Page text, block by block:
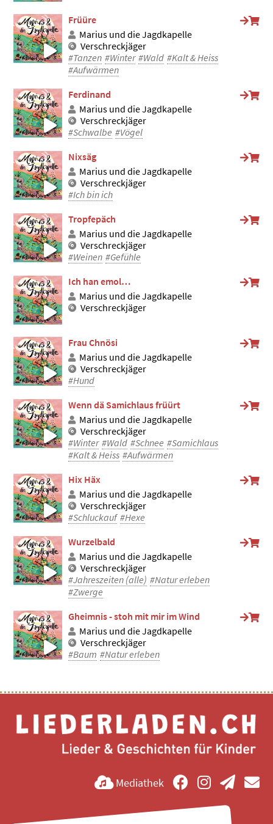
Früüre
Marius und die Jagdkapelle
Verschreckjäger
#Tanzen #Winter #Wald #Kalt & Heiss
#Aufwärmen
Ferdinand
Marius und die Jagdkapelle
Verschreckjäger
#Schwalbe #Vögel
Nixsäg
Marius und die Jagdkapelle
Verschreckjäger
#Ich bin ich
Tropfepäch
Marius und die Jagdkapelle
Verschreckjäger
#Weinen #Gefühle
Ich han emol…
Marius und die Jagdkapelle
Verschreckjäger
Frau Chnösi
Marius und die Jagdkapelle
Verschreckjäger
#Hund
Wenn dä Samichlaus früürt
Marius und die Jagdkapelle
Verschreckjäger
#Winter #Wald #Schnee #Samichlaus
#Kalt & Heiss #Aufwärmen
Hix Häx
Marius und die Jagdkapelle
Verschreckjäger
#Schluckauf #Hexe
Wurzelbald
Marius und die Jagdkapelle
Verschreckjäger
#Jahreszeiten (alle) #Natur erleben
#Zwerge
Gheimnis - stoh mit mir im Wind
Marius und die Jagdkapelle
Verschreckjäger
#Baum #Natur erleben
Mediathek